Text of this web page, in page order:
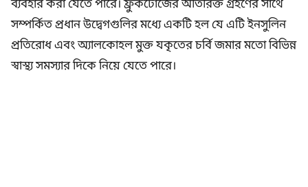
ব্যবহার করা যেতে পারে। ফ্রুকটোজের অতিরিক্ত গ্রহণের সাথে
সম্পর্কিত প্রধান উদ্বেগগুলির মধ্যে একটি হল যে এটি ইনসুলিন
প্রতিরোধ এবং অ্যালকোহল মুক্ত যকৃতের চর্বি জমার মতো বিভিন্ন
স্বাস্থ্য সমস্যার দিকে নিয়ে যেতে পারে।